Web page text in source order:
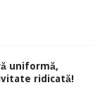
uniformă,
ridicată!